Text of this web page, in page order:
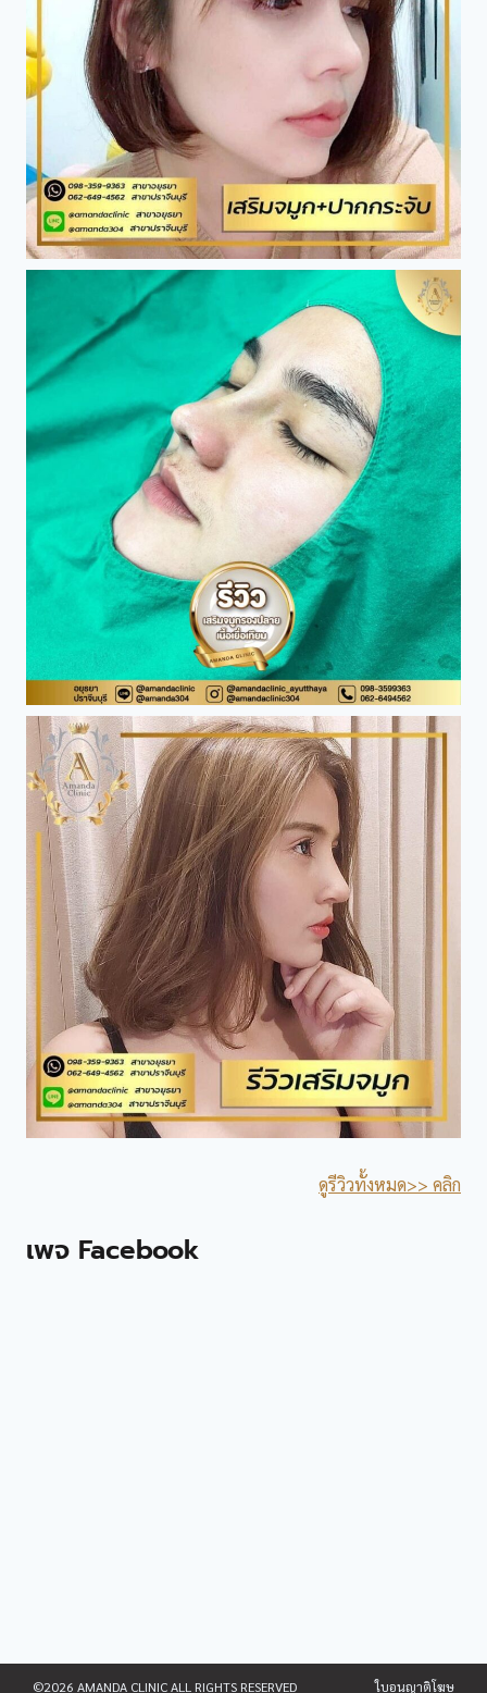
ดูรีวิวทั้งหมด>> คลิก
เพจ Facebook
©2026 AMANDA CLINIC ALL RIGHTS RESERVED ใบอนุญาติโฆษ